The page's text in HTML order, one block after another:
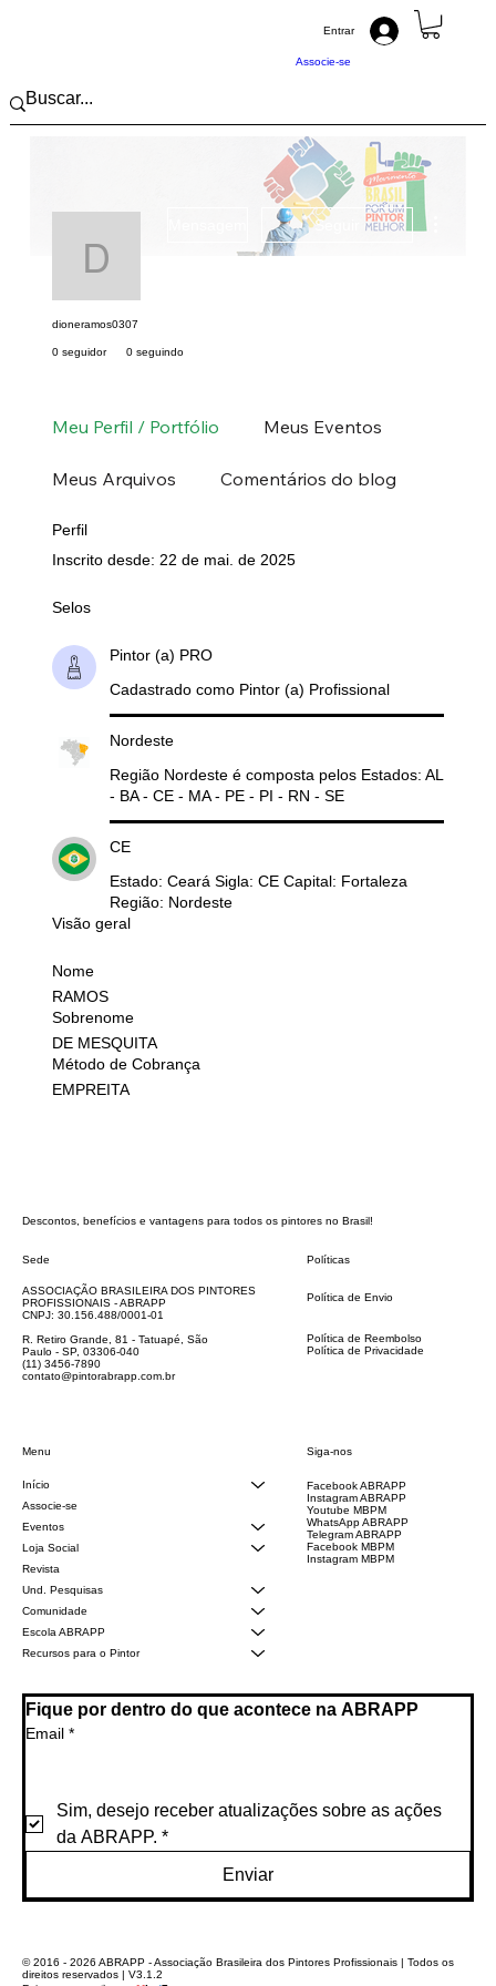
Associe-se
Entrar
dioneramos0307
Seguir
dioneramos0307
0 seguidor 0 seguindo
Meu Perfil / Portfólio Meus Eventos
Meus Arquivos Comentários do blog
Perfil
Inscrito desde: 22 de mai. de 2025
Selos
Pintor (a) PRO
Cadastrado como Pintor (a) Profissional
Nordeste
Região Nordeste é composta pelos Estados: AL
- BA - CE - MA - PE - PI - RN - SE
CE
Estado: Ceará Sigla: CE Capital: Fortaleza
Região: Nordeste
Visão geral
Nome
RAMOS
Sobrenome
DE MESQUITA
Método de Cobrança
EMPREITA
Descontos, benefícios e vantagens para todos os pintores no Brasil!
Sede
ASSOCIAÇÃO BRASILEIRA DOS PINTORES
PROFISSIONAIS - ABRAPP
CNPJ: 30.156.488/0001-01
R. Retiro Grande, 81 - Tatuapé, São
Paulo - SP, 03306-040
(11) 3456-7890
contato@pintorabrapp.com.br
Menu
Início
Associe-se
Eventos
Loja Social
Revista
Und. Pesquisas
Comunidade
Escola ABRAPP
Recursos para o Pintor
Políticas
Política de Envio
Política de Reembolso
Política de Privacidade
Siga-nos
Facebook ABRAPP
Instagram ABRAPP
Youtube MBPM
WhatsApp ABRAPP
Telegram ABRAPP
Facebook MBPM
Instagram MBPM
Fique por dentro do que acontece na ABRAPP
Email *
Sim, desejo receber atualizações sobre as ações
da ABRAPP. *
Enviar
© 2016 - 2026 ABRAPP - Associação Brasileira dos Pintores Profissionais | Todos os
direitos reservados | V3.1.2